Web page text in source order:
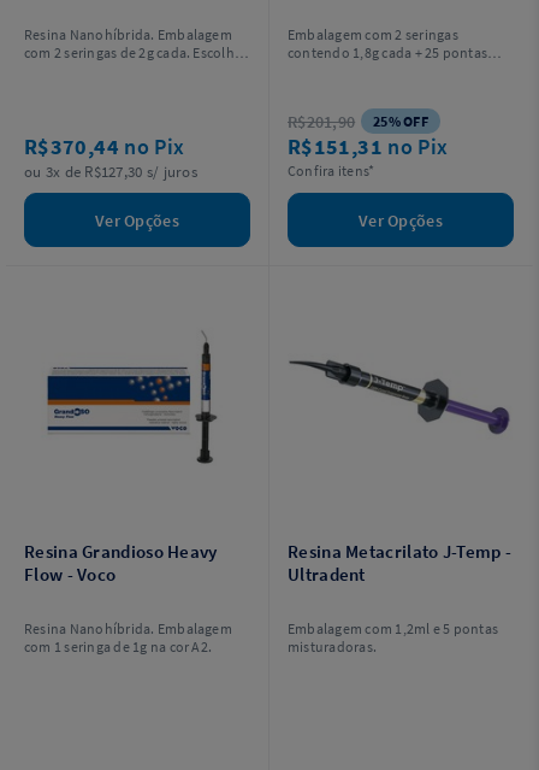
Resina Nanohíbrida. Embalagem
com 2 seringas de 2g cada. Escolha
R$370,44 no Pix
ou 3x de R$127,30 s/ juros
Ver Opções
Embalagem com 2 seringas
contendo 1,8g cada + 25 pontas
R$201,90 25% OFF
R$151,31 no Pix
Confira itens*
Ver Opções
Resina Grandioso Heavy
Flow - Voco
Resina Nanohíbrida. Embalagem
com 1 seringa de 1g na cor A2.
Resina Metacrilato J-Temp -
Ultradent
Embalagem com 1,2ml e 5 pontas
misturadoras.